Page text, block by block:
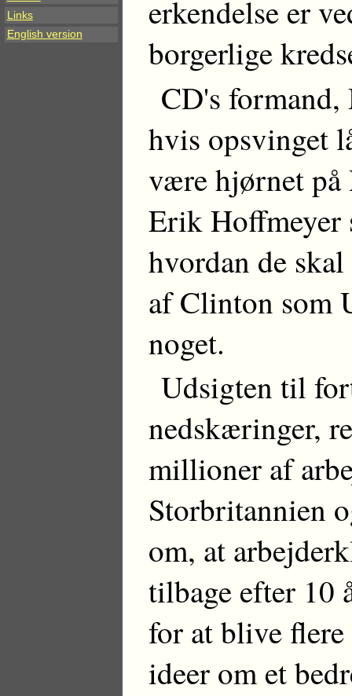
Links
English version
erkendelse er
borgerlige
CD's formand,
hvis opsvinget
være hjørnet på
Erik Hoffmeyer
hvordan de
af Clinton som
noget.
Udsigten til
nedskæringer,
millioner af
Storbritannien
om, at
tilbage efter 10
for at blive
ideer om et